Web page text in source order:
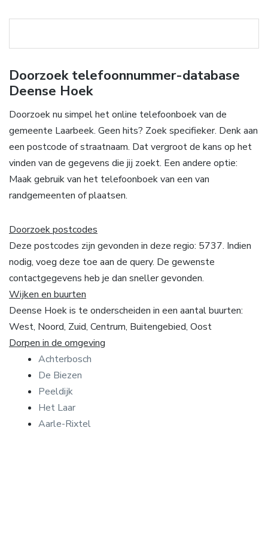
Doorzoek telefoonnummer-database
Deense Hoek
Doorzoek nu simpel het online telefoonboek van de
gemeente Laarbeek. Geen hits? Zoek specifieker. Denk aan
een postcode of straatnaam. Dat vergroot de kans op het
vinden van de gegevens die jij zoekt. Een andere optie:
Maak gebruik van het telefoonboek van een van
randgemeenten of plaatsen.
Doorzoek postcodes
Deze postcodes zijn gevonden in deze regio: 5737. Indien
nodig, voeg deze toe aan de query. De gewenste
contactgegevens heb je dan sneller gevonden.
Wijken en buurten
Deense Hoek is te onderscheiden in een aantal buurten:
West, Noord, Zuid, Centrum, Buitengebied, Oost
Dorpen in de omgeving
Achterbosch
De Biezen
Peeldijk
Het Laar
Aarle-Rixtel